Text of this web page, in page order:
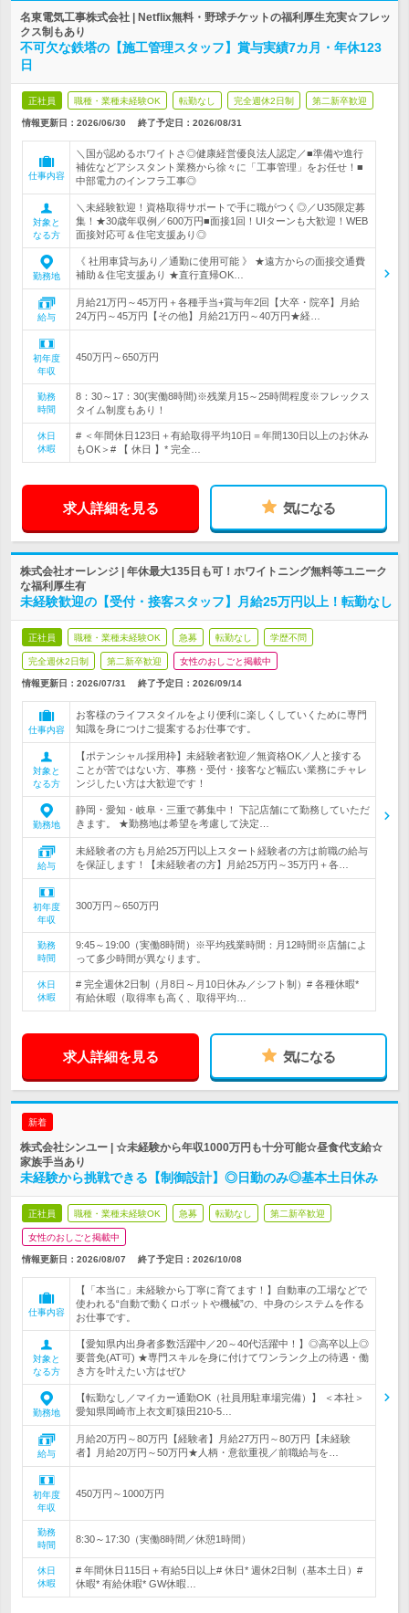
名東電気工事株式会社 | Netflix無料・野球チケットの福利厚生充実☆フレッ
クス制もあり
不可欠な鉄塔の【施工管理スタッフ】賞与実績7カ月・年休123
日
正社員 職種・業種未経験OK 転勤なし 完全週休2日制 第二新卒歓迎
情報更新日：2026/06/30 終了予定日： 2026/08/31
仕事内容
＼国が認めるホワイトさ◎健康経営優良法人認定／■準備や進行
補佐などアシスタント業務から徐々に「工事管理」をお任せ！■
中部電力のインフラ工事◎
対象と
なる方
＼未経験歓迎！資格取得サポートで手に職がつく◎／U35限定募
集！★30歳年収例／600万円■面接1回！UIターンも大歓迎！WEB
面接対応可＆住宅支援あり◎
勤務地
《 社用車貸与あり／通勤に使用可能 》 ★遠方からの面接交通費
補助＆住宅支援あり ★直行直帰OK…
給与
月給21万円～45万円＋各種手当+賞与年2回【大卒・院卒】月給
24万円～45万円【その他】月給21万円～40万円★経…
初年度
年収
450万円～650万円
勤務
時間
8：30～17：30(実働8時間)※残業月15～25時間程度※フレックス
タイム制度もあり！
休日
休暇
# ＜年間休日123日＋有給取得平均10日＝年間130日以上のお休み
もOK＞# 【 休日 】* 完全…
求人詳細を見る 気になる
株式会社オーレンジ | 年休最大135日も可！ホワイトニング無料等ユニーク
な福利厚生有
未経験歓迎の【受付・接客スタッフ】月給25万円以上！転勤なし
正社員 職種・業種未経験OK 急募 転勤なし 学歴不問
完全週休2日制 第二新卒歓迎 女性のおしごと掲載中
情報更新日：2026/07/31 終了予定日： 2026/09/14
仕事内容
お客様のライフスタイルをより便利に楽しくしていくために専門
知識を身につけご提案するお仕事です。
対象と
なる方
【ポテンシャル採用枠】未経験者歓迎／無資格OK／人と接する
ことが苦ではない方、事務・受付・接客など幅広い業務にチャレ
ンジしたい方は大歓迎です！
勤務地
静岡・愛知・岐阜・三重で募集中！ 下記店舗にて勤務していただ
きます。 ★勤務地は希望を考慮して決定…
給与
未経験者の方も月給25万円以上スタート経験者の方は前職の給与
を保証します！【未経験者の方】月給25万円～35万円＋各…
初年度
年収
300万円～650万円
勤務
時間
9:45～19:00（実働8時間）※平均残業時間：月12時間※店舗によ
って多少時間が異なります。
休日
休暇
# 完全週休2日制（月8日～月10日休み／シフト制）# 各種休暇*
有給休暇（取得率も高く、取得平均…
求人詳細を見る 気になる
新着
株式会社シンユー | ☆未経験から年収1000万円も十分可能☆昼食代支給☆
家族手当あり
未経験から挑戦できる【制御設計】◎日勤のみ◎基本土日休み
正社員 職種・業種未経験OK 急募 転勤なし 第二新卒歓迎
女性のおしごと掲載中
情報更新日：2026/08/07 終了予定日： 2026/10/08
仕事内容
【「本当に」未経験から丁寧に育てます！】自動車の工場などで
使われる“自動で動くロボットや機械”の、中身のシステムを作る
お仕事です。
対象と
なる方
【愛知県内出身者多数活躍中／20～40代活躍中！】◎高卒以上◎
要普免(AT可) ★専門スキルを身に付けてワンランク上の待遇・働
き方を叶えたい方はぜひ
勤務地
【転勤なし／マイカー通勤OK（社員用駐車場完備）】 ＜本社＞
愛知県岡崎市上衣文町猿田210-5…
給与
月給20万円～80万円【経験者】月給27万円～80万円【未経験
者】月給20万円～50万円★人柄・意欲重視／前職給与を…
初年度
年収
450万円～1000万円
勤務
時間
8:30～17:30（実働8時間／休憩1時間）
休日
休暇
# 年間休日115日＋有給5日以上# 休日* 週休2日制（基本土日）#
休暇* 有給休暇* GW休暇…